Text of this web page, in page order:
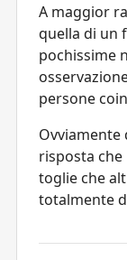
A maggior
quella di un
pochissime
persone
Ovviamente
risposta
toglie che
totalmente